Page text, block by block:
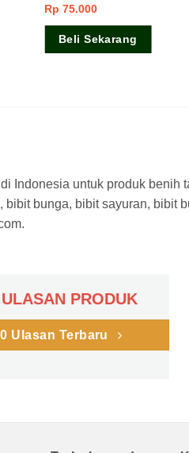
Rp 75.000
Beli Sekarang
Indonesia untuk produk benih
bunga, bibit sayuran, bibit
PRODUK
Ulasan Terbaru